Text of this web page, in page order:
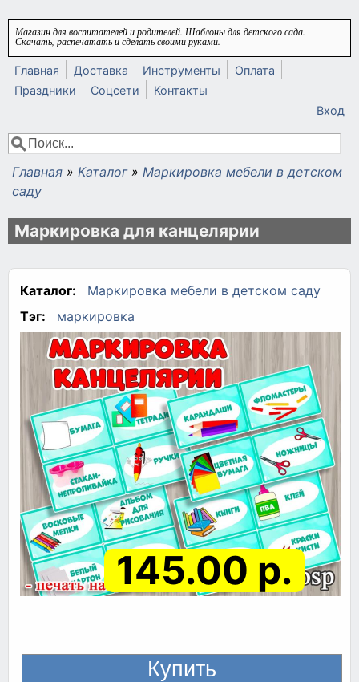
Перейти к основному содержанию
Магазин для воспитателей и родителей. Шаблоны для детского сада.
Скачать, распечатать и сделать своими руками.
Главная Доставка Инструменты
Оплата
Праздники
Соцсети
Контакты
Вход
Форма поиска
Поиск
Вы здесь
Главная » Каталог » Маркировка мебели в детском
саду
Маркировка для канцелярии
Каталог:
Маркировка мебели в детском саду
Тэг:
маркировка
145.00 р.